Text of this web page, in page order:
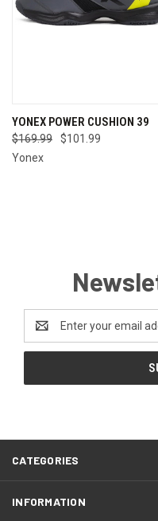
YONEX POWER CUSHION 39
$169.99
$101.99
Yonex
Address
CATEGORIES
INFORMATION